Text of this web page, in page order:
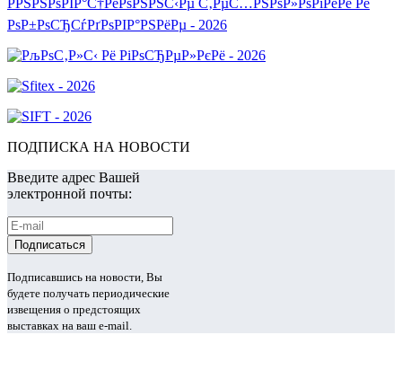
ПОДПИСКА НА НОВОСТИ
Введите адрес Вашей
электронной почты:
Подписавшись на новости, Вы
будете получать периодические
извещения о предстоящих
выставках на ваш e-mail.